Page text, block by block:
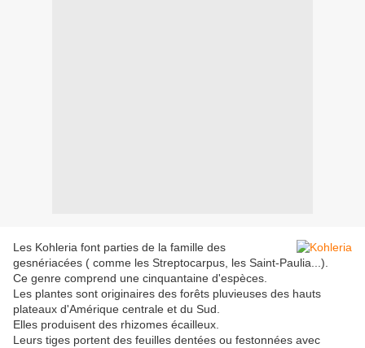
Les Kohleria font parties de la famille des
gesnériacées ( comme les Streptocarpus, les Saint-Paulia...).
Ce genre comprend une cinquantaine d'espèces.
Les plantes sont originaires des forêts pluvieuses des hauts
plateaux d'Amérique centrale et du Sud.
Elles produisent des rhizomes écailleux.
Leurs tiges portent des feuilles dentées ou festonnées avec